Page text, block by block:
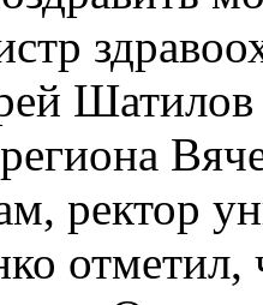
Шатилов
ректор
отметил,